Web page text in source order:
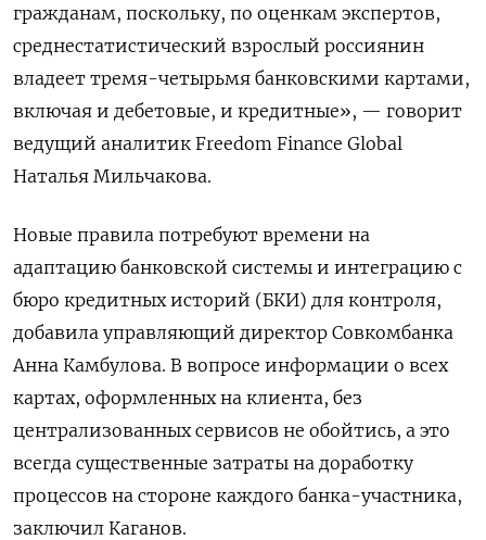
гражданам, поскольку, по оценкам экспертов,
среднестатистический взрослый россиянин
владеет тремя-четырьмя банковскими картами,
включая и дебетовые, и кредитные», — говорит
ведущий аналитик Freedom Finance Global
Наталья Мильчакова.
Новые правила потребуют времени на
адаптацию банковской системы и интеграцию с
бюро кредитных историй (БКИ) для контроля,
добавила управляющий директор Совкомбанка
Анна Камбулова. В вопросе информации о всех
картах, оформленных на клиента, без
централизованных сервисов не обойтись, а это
всегда существенные затраты на доработку
процессов на стороне каждого банка-участника,
заключил Каганов.